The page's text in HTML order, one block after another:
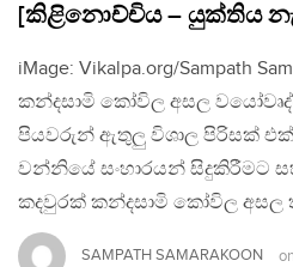
[කිළිනොච්චිය – යුක්තිය
iMage: Vikalpa.org/Sampath
කන්දසාමි කෝවිල අසල
පියවරුන් ඇතුලු විශාල පිරිසක්
වන්නියේ සංහාරයන් සිදුකිරීමට
කදවුරක් කන්දසාමි කෝවිල අසල
SAMPATH SAMARAKOON on